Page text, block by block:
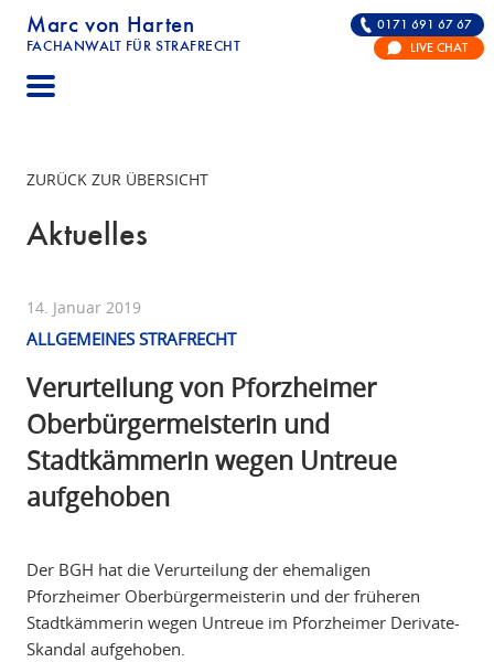
Marc von Harten
FACHANWALT FÜR STRAFRECHT
STRAFRECHT | RECHTSANWALT FÜR DIE
0171 691 67 67
LIVE CHAT
ZURÜCK ZUR ÜBERSICHT
Aktuelles
14. Januar 2019
ALLGEMEINES STRAFRECHT
Verurteilung von Pforzheimer
Oberbürgermeisterin und
Stadtkämmerin wegen Untreue
aufgehoben
Der BGH hat die Verurteilung der ehemaligen
Pforzheimer Oberbürgermeisterin und der früheren
Stadtkämmerin wegen Untreue im Pforzheimer Derivate-
Skandal aufgehoben.